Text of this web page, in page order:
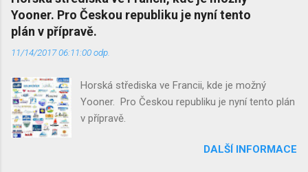
Yooner. Pro Českou republiku je nyní tento
plán v přípravě.
11/14/2017 06:11:00 odp.
Horská střediska ve Francii, kde je možný
Yooner. Pro Českou republiku je nyní tento plán
v přípravě.
DALŠÍ INFORMACE